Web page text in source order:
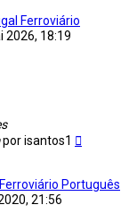
Ferroviário
2026, 18:19
porisantos1
Português
21:56